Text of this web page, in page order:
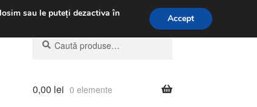
031 229 6816
Caută
după:
Caută
0,00 lei 0 elemente
sau le puteți dezactiva în
Accept